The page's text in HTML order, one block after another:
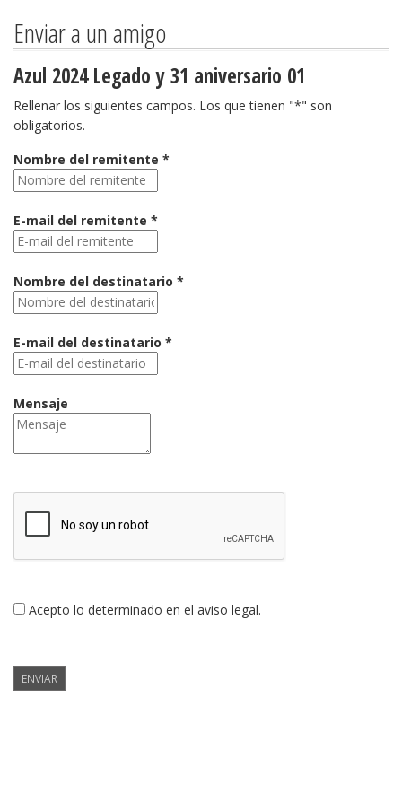
Enviar a un amigo
Azul 2024 Legado y 31 aniversario 01
Rellenar los siguientes campos. Los que tienen "*" son
obligatorios.
Nombre del remitente *
E-mail del remitente *
Nombre del destinatario *
E-mail del destinatario *
Mensaje
Acepto lo determinado en el aviso legal.
ENVIAR